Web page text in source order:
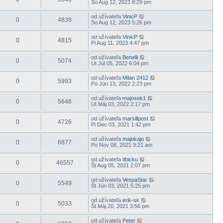
So Aug 12, 2023 8:29 pm
0 4839 od užívateľa VinicP
So Aug 12, 2023 5:26 pm
0 4815 od užívateľa VinicP
Pi Aug 11, 2023 4:47 pm
0 5074 od užívateľa Benelli
Ut Júl 05, 2022 6:04 pm
0 5993 od užívateľa Milan 2412
Po Jún 13, 2022 2:23 pm
0 5646 od užívateľa majosek1
Ut Máj 03, 2022 2:17 pm
0 4726 od užívateľa marsillpost
Pi Dec 03, 2021 1:42 pm
0 6877 od užívateľa majokajo
Po Nov 08, 2021 9:21 am
0 46557 od užívateľa tibicku
Št Aug 05, 2021 2:07 pm
0 5549 od užívateľa VespaStar
Št Jún 03, 2021 5:25 pm
0 5033 od užívateľa erik-sk
Št Máj 20, 2021 3:56 pm
od užívateľa Peter